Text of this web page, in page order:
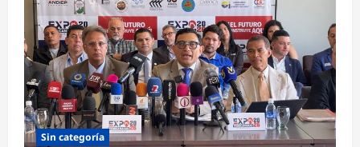
d
e
e
n
t
r
Sin categoría